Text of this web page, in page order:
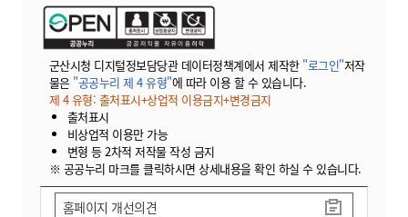
군산시청 디지털정보담당관 데이터정책계에서 제작한 "로그인"저작
물은 "공공누리 제 4 유형"에 따라 이용 할 수 있습니다.
제 4 유형: 출처표시+상업적 이용금지+변경금지
출처표시
비상업적 이용만 가능
변형 등 2차적 저작물 작성 금지
※ 공공누리 마크를 클릭하시면 상세내용을 확인 하실 수 있습니다.
홈페이지 개선의견